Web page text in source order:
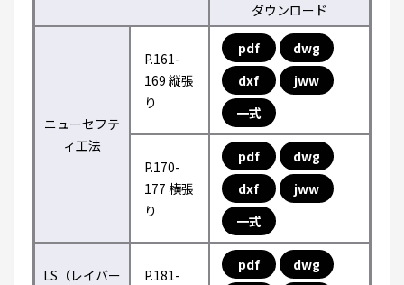
ダウンロード
ニューセフテ
ィ工法
P.161-
169 縦張
り
pdf
dwg
dxf
jww
一式
P.170-
177 横張
り
pdf
dwg
dxf
jww
一式
LS（レイバー
P.181-
pdf
dwg